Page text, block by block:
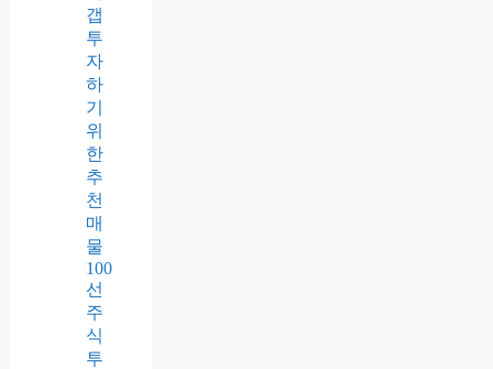
갭
투
자
하
기
위
한
추
천
매
물
100
선
주
식
투